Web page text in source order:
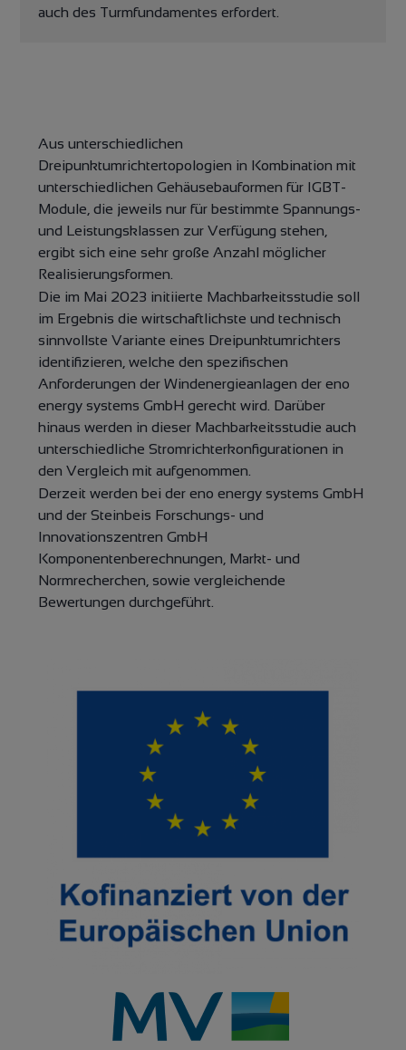
auch des Turmfundamentes erfordert.
Aus unterschiedlichen
Dreipunktumrichtertopologien in Kombination mit
unterschiedlichen Gehäusebauformen für IGBT-
Module, die jeweils nur für bestimmte Spannungs-
und Leistungsklassen zur Verfügung stehen,
ergibt sich eine sehr große Anzahl möglicher
Realisierungsformen.
Die im Mai 2023 initiierte Machbarkeitsstudie soll
im Ergebnis die wirtschaftlichste und technisch
sinnvollste Variante eines Dreipunktumrichters
identifizieren, welche den spezifischen
Anforderungen der Windenergieanlagen der eno
energy systems GmbH gerecht wird. Darüber
hinaus werden in dieser Machbarkeitsstudie auch
unterschiedliche Stromrichterkonfigurationen in
den Vergleich mit aufgenommen.
Derzeit werden bei der eno energy systems GmbH
und derSteinbeis Forschungs- und
Innovationszentren GmbH
Komponentenberechnungen, Markt- und
Normrecherchen, sowie vergleichende
Bewertungen durchgeführt.